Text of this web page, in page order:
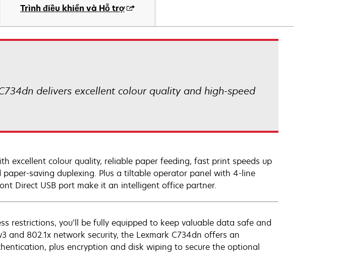
Trình điều khiển và Hỗ trợ
delivers excellent colour quality and high-speed
excellent colour quality, reliable paper feeding, fast print speeds up
saving duplexing. Plus a tiltable operator panel with 4-line
Direct USB port make it an intelligent office partner.
restrictions, you’ll be fully equipped to keep valuable data safe and
and 802.1x network security, the Lexmark C734dn offers an
plus encryption and disk wiping to secure the optional